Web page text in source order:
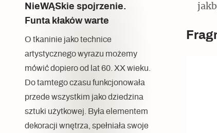
NieWĄSkie spojrzenie.
Funta kłaków warte
O tkaninie jako technice
artystycznego wyrazu możemy
mówić dopiero od lat 60. XX wieku.
Do tamtego czasu funkcjonowała
przede wszystkim jako dziedzina
sztuki użytkowej. Była elementem
dekoracji wnętrza, spełniała swoje